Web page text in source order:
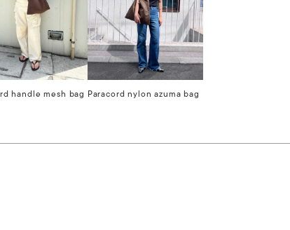
handle mesh bag Paracord nylon azuma bag